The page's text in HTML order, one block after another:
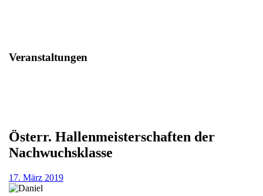
Veranstaltungen
Österr. Hallenmeisterschaften der
Nachwuchsklasse
17. März 201917.